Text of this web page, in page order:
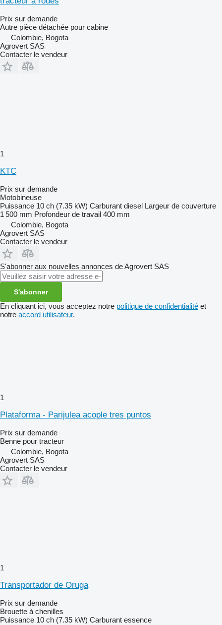
Prix sur demande
Autre pièce détachée pour cabine
Colombie, Bogota
Agrovert SAS
Contacter le vendeur
1
KTC
Prix sur demande
Motobineuse
Puissance 10 ch (7.35 kW) Carburant diesel Largeur de couverture
1 500 mm Profondeur de travail 400 mm
Colombie, Bogota
Agrovert SAS
Contacter le vendeur
S'abonner aux nouvelles annonces de Agrovert SAS
S'abonner
En cliquant ici, vous acceptez notre politique de confidentialité et
notre accord utilisateur.
1
Plataforma - Parijulea acople tres puntos
Prix sur demande
Benne pour tracteur
Colombie, Bogota
Agrovert SAS
Contacter le vendeur
1
Transportador de Oruga
Prix sur demande
Brouette à chenilles
Puissance 10 ch (7.35 kW) Carburant essence